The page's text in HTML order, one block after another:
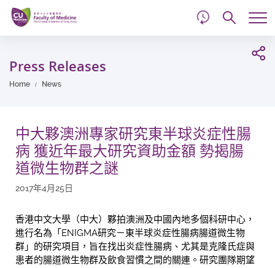
Skip
main
content
Press Releases
Home News
中大夥澳洲專家研究東半球炎症性腸
病 獲近年最大研究資助金額 勢揭腸
道微生物群之謎
2017年4月25日
香港中文大學（中大）夥拍澳洲及中國內地多個科研中心，
進行名為「ENIGMA研究－東半球炎症性腸病腸道微生物
群」的研究項目，旨在找出炎症性腸病、尤其是克隆氏症與
患者的腸道微生物群及飲食習慣之間的關連。研究團隊期望